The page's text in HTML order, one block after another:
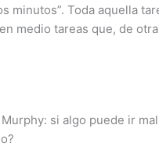
minutos”. Toda aquella
medio tareas que, de
si algo puede ir